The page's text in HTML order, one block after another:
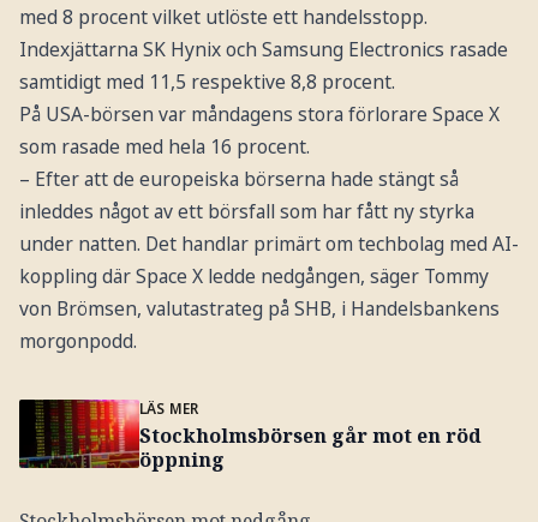
med 8 procent vilket utlöste ett handelsstopp.
Indexjättarna SK Hynix och Samsung Electronics rasade
samtidigt med 11,5 respektive 8,8 procent.
På USA-börsen var måndagens stora förlorare Space X
som rasade med hela 16 procent.
– Efter att de europeiska börserna hade stängt så
inleddes något av ett börsfall som har fått ny styrka
under natten. Det handlar primärt om techbolag med AI-
koppling där Space X ledde nedgången, säger Tommy
von Brömsen, valutastrateg på SHB, i Handelsbankens
morgonpodd.
LÄS MER
Stockholmsbörsen går mot en röd
öppning